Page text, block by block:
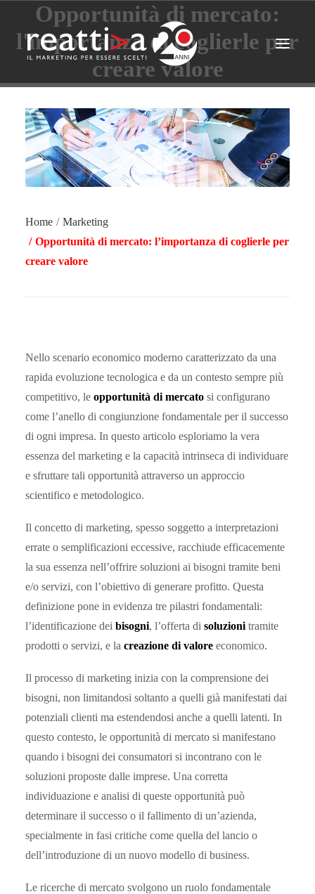
CHI SIAMO
AREE
METODO
CHI CI HA SCELTO
STRATEGIE
AZIONI PRATICHE
CONTATTI
Opportunità di mercato:
l'importanza di coglierle per
creare valore
Home
Marketing
Opportunità di mercato: l’importanza di coglierle per
creare valore
Nello scenario economico moderno caratterizzato da una
rapida evoluzione tecnologica e da un contesto sempre più
competitivo, le opportunità di mercato si configurano
come l’anello di congiunzione fondamentale per il successo
di ogni impresa. In questo articolo esploriamo la vera
essenza del marketing e la capacità intrinseca di individuare
e sfruttare tali opportunità attraverso un approccio
scientifico e metodologico.
Il concetto di marketing, spesso soggetto a interpretazioni
errate o semplificazioni eccessive, racchiude efficacemente
la sua essenza nell’offrire soluzioni ai bisogni tramite beni
e/o servizi, con l’obiettivo di generare profitto. Questa
definizione pone in evidenza tre pilastri fondamentali:
l’identificazione dei bisogni, l’offerta di soluzioni tramite
prodotti o servizi, e la creazione di valore economico.
Il processo di marketing inizia con la comprensione dei
bisogni, non limitandosi soltanto a quelli già manifestati dai
potenziali clienti ma estendendosi anche a quelli latenti. In
questo contesto, le opportunità di mercato si manifestano
quando i bisogni dei consumatori si incontrano con le
soluzioni proposte dalle imprese. Una corretta
individuazione e analisi di queste opportunità può
determinare il successo o il fallimento di un’azienda,
specialmente in fasi critiche come quella del lancio o
dell’introduzione di un nuovo modello di business.
Le ricerche di mercato svolgono un ruolo fondamentale